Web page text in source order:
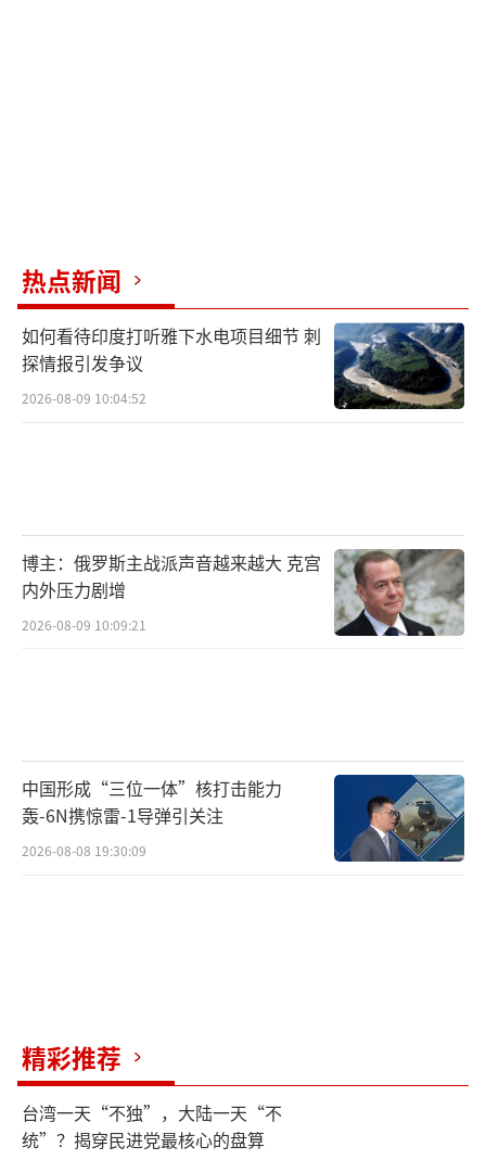
热点新闻
如何看待印度打听雅下水电项目细节 刺
探情报引发争议
2026-08-09 10:04:52
博主：俄罗斯主战派声音越来越大 克宫
内外压力剧增
2026-08-09 10:09:21
中国形成“三位一体”核打击能力
轰-6N携惊雷-1导弹引关注
2026-08-08 19:30:09
精彩推荐
台湾一天“不独”，大陆一天“不
统”？揭穿民进党最核心的盘算